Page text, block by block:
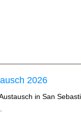
2026
in San